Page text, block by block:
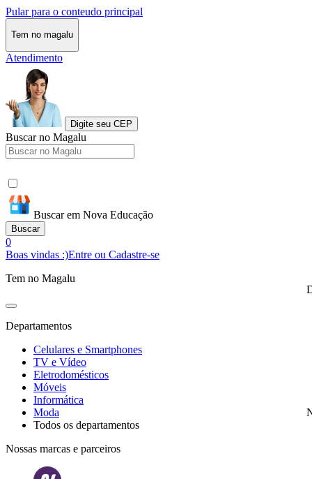
Pular para o conteudo principal
Tem no magalu
Atendimento
Digite seu CEP
Buscar no Magalu
Buscar em Nova Educação
Buscar
0
Boas vindas :)Entre ou Cadastre-se
Tem no Magalu
Departamentos
Celulares e Smartphones
TV e Vídeo
Eletrodomésticos
Móveis
Informática
Moda
Todos os departamentos
Nossas marcas e parceiros